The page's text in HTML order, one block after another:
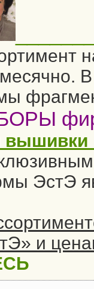
вышивки
ЭстЭ
и